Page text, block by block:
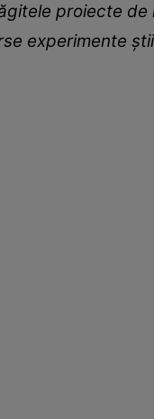
proiecte
experimente